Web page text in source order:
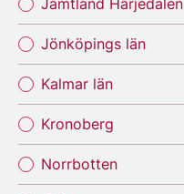
Jämtland Härjedalen
Jönköpings län
Kalmar län
Kronoberg
Norrbotten